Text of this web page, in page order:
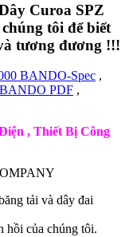
Curoa SPZ
tôi để biết
tương đương !!!
BANDO-Spec ,
PDF ,
, Thiết Bị Công
tải và dây đai
hồi của chúng tôi.